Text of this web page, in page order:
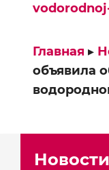
Главная ▸
объявила
Новости